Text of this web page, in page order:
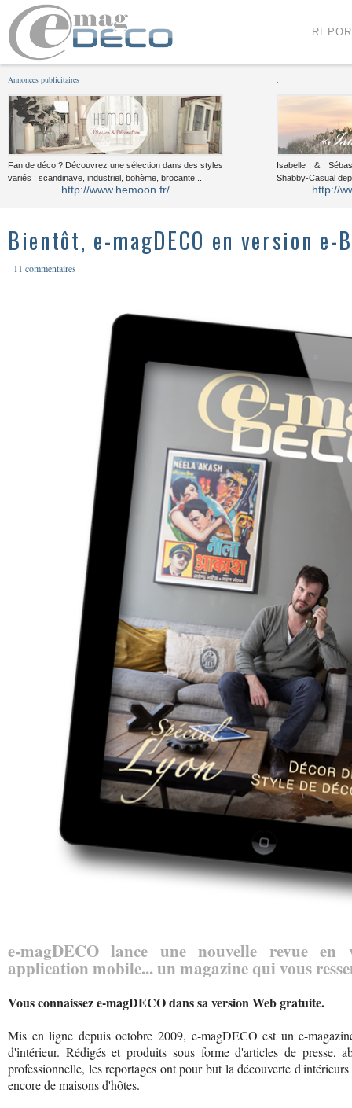
Annonces publicitaires
Fan de déco ? Découvrez une sélection dans des styles
variés : scandinave, industriel, bohème, brocante...
http://www.hemoon.fr/
Isabelle &
Shabby-Casual
http://
Bientôt, e-magDECO en version e-
11 commentaires
e-magDECO lance une nouvelle revue en
application mobile... un magazine qui vous
Vous connaissez e-magDECO dans sa version Web gratuite.
Mis en ligne depuis octobre 2009, e-magDECO est un e-
d'intérieur. Rédigés et produits sous forme d'articles de presse,
professionnelle, les reportages ont pour but la découverte
encore de maisons d'hôtes.